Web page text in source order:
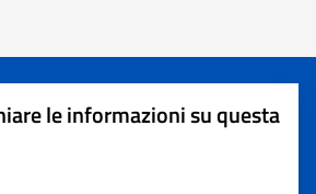
le informazioni su questa